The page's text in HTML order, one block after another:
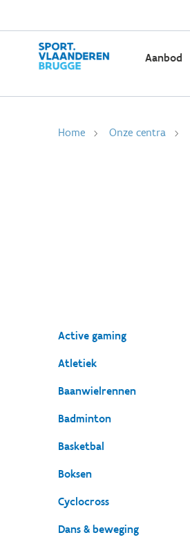
Aanbod
Home Onze centra
Active gaming
Atletiek
Baanwielrennen
Badminton
Basketbal
Boksen
Cyclocross
Dans & beweging